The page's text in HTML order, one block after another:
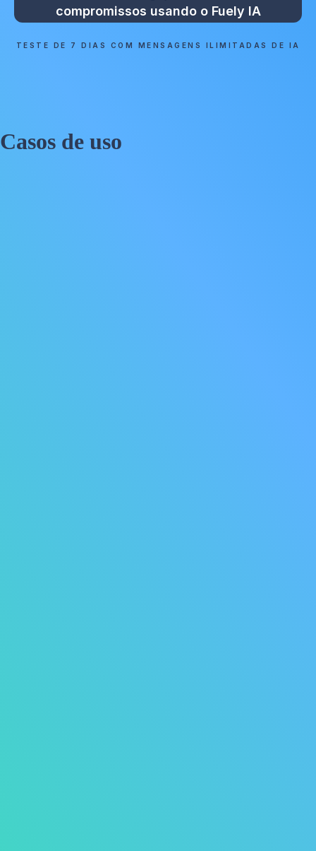
compromissos usando o Fuely IA
TESTE DE 7 DIAS COM MENSAGENS ILIMITADAS DE IA
Casos de uso